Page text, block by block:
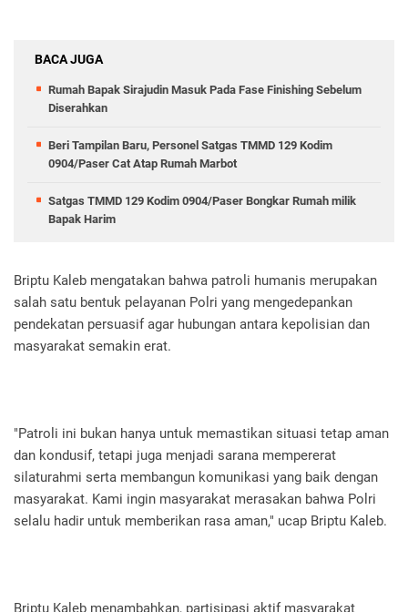
BACA JUGA
Rumah Bapak Sirajudin Masuk Pada Fase Finishing Sebelum
Diserahkan
Beri Tampilan Baru, Personel Satgas TMMD 129 Kodim
0904/Paser Cat Atap Rumah Marbot
Satgas TMMD 129 Kodim 0904/Paser Bongkar Rumah milik
Bapak Harim
Briptu Kaleb mengatakan bahwa patroli humanis merupakan
salah satu bentuk pelayanan Polri yang mengedepankan
pendekatan persuasif agar hubungan antara kepolisian dan
masyarakat semakin erat.
"Patroli ini bukan hanya untuk memastikan situasi tetap aman
dan kondusif, tetapi juga menjadi sarana mempererat
silaturahmi serta membangun komunikasi yang baik dengan
masyarakat. Kami ingin masyarakat merasakan bahwa Polri
selalu hadir untuk memberikan rasa aman," ucap Briptu Kaleb.
Briptu Kaleb menambahkan, partisipasi aktif masyarakat